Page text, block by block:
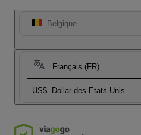
Belgique
Français (FR)
US$ Dollar des Etats-Unis